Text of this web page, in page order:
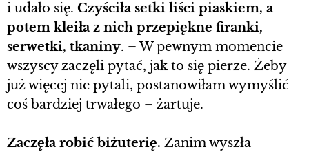
i udało się. Czyściła setki liści piaskiem, a
potem kleiła z nich przepiękne firanki,
serwetki, tkaniny. – W pewnym momencie
wszyscy zaczęli pytać, jak to się pierze. Żeby
już więcej nie pytali, postanowiłam wymyślić
coś bardziej trwałego – żartuje.
Zaczęła robić biżuterię. Zanim wyszła